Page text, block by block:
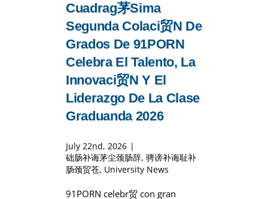
Cuadrag茅sima
Segunda Colaci贸n De
Grados De 91PORN
Celebra El Talento, La
Innovaci贸n Y El
Liderazgo De La Clase
Graduanda 2026
July 22nd, 2026 |
础肠补诲茅尘颈肠辞, 骋谤补诲耻补
肠颈贸苍, University News
91PORN celebr贸 con gran